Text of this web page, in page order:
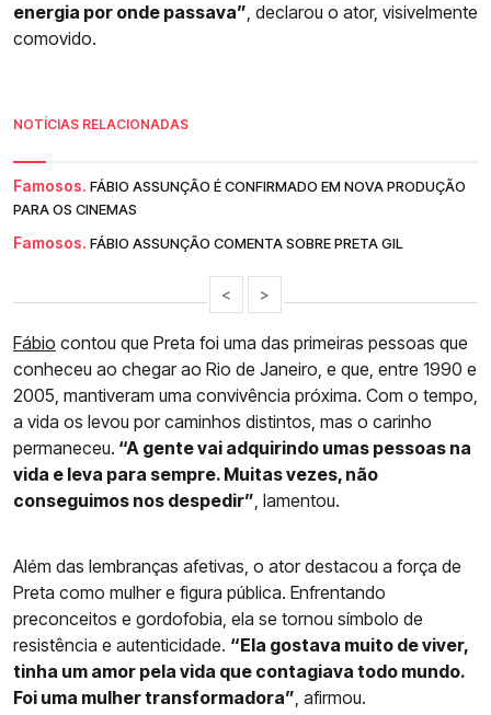
energia por onde passava”, declarou o ator, visivelmente
comovido.
NOTÍCIAS RELACIONADAS
Famosos. FÁBIO ASSUNÇÃO É CONFIRMADO EM NOVA PRODUÇÃO
PARA OS CINEMAS
Famosos. FÁBIO ASSUNÇÃO COMENTA SOBRE PRETA GIL
< >
Fábio contou que Preta foi uma das primeiras pessoas que
conheceu ao chegar ao Rio de Janeiro, e que, entre 1990 e
2005, mantiveram uma convivência próxima. Com o tempo,
a vida os levou por caminhos distintos, mas o carinho
permaneceu. “A gente vai adquirindo umas pessoas na
vida e leva para sempre. Muitas vezes, não
conseguimos nos despedir”, lamentou.
Além das lembranças afetivas, o ator destacou a força de
Preta como mulher e figura pública. Enfrentando
preconceitos e gordofobia, ela se tornou símbolo de
resistência e autenticidade. “Ela gostava muito de viver,
tinha um amor pela vida que contagiava todo mundo.
Foi uma mulher transformadora”, afirmou.